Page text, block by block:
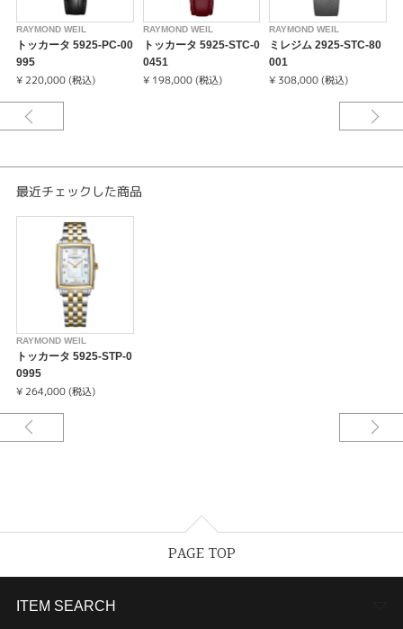
紹介文
1910年代半ばから1930年代にかけて欧米で流行したアート・デコにインス
ピレーションを受けた、新しいトッカータ。シリーズで最も薄い6.25mmの
レクタンギュラーケースと、ダイヤモンドとローマ数字を組み合わせたホワ
イトマザーオブパールのダイアルが特徴です。スイス製の高精度なクオーツ
ムーブメントを搭載しています。 クオーツ式ムーブメントを搭載したトッカ
イアル、ステンレススティールブレスレット、ローマ数字、ダイアモンド、
イエローゴールドPVD加工
RAYMOND WEIL
トッカータ 5925-PC-00
995
¥ 220,000 (税込)
RAYMOND WEIL
トッカータ 5925-STC-0
0451
¥ 198,000 (税込)
RAYMOND WEIL
ミレジム 2925-STC-80
001
¥ 308,000 (税込)
最近チェックした商品
RAYMOND WEIL
トッカータ 5925-STP-0
0995
¥ 264,000 (税込)
PAGE TOP
ITEM SEARCH